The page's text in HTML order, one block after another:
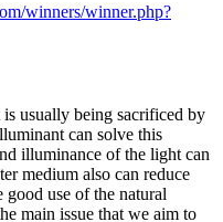
winners/winner.php?
usually being sacrificed by
can solve this
illuminance of the light can
medium also can reduce
use of the natural
main issue that we aim to